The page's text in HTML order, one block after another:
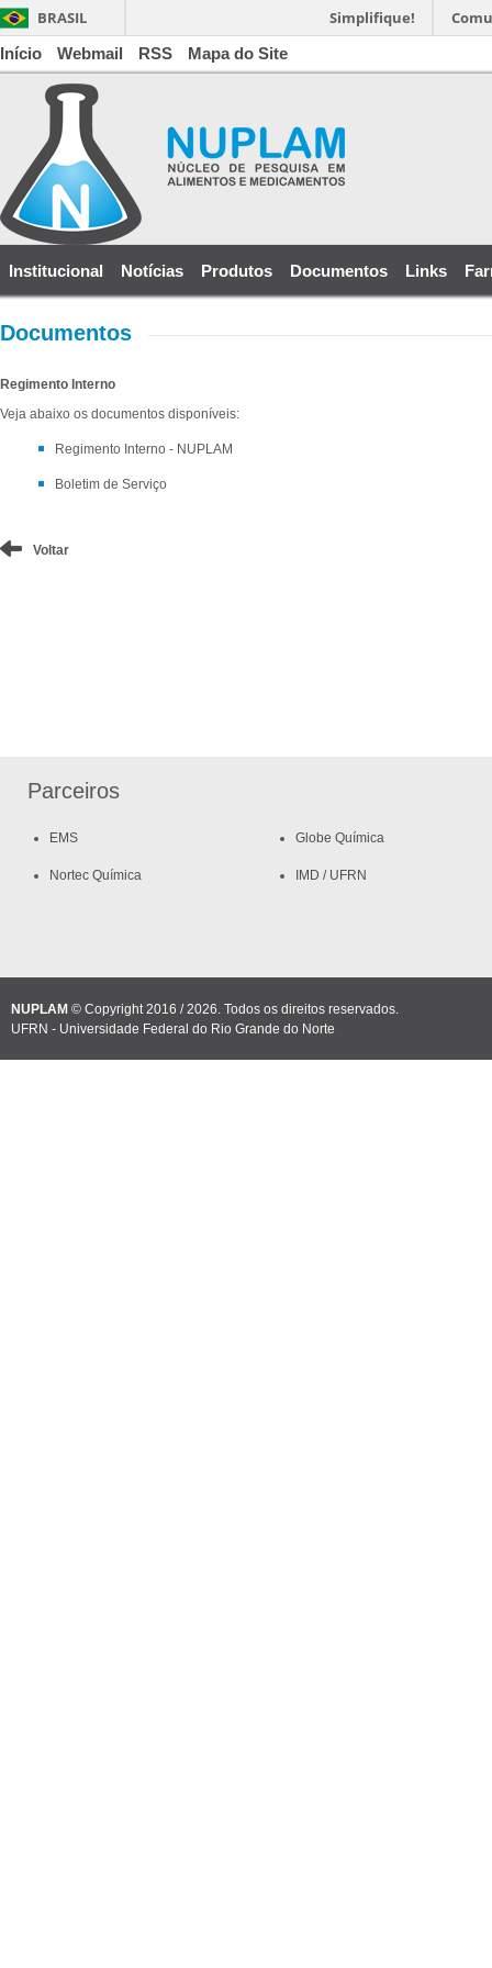
BRASIL Simplifique!
Início Webmail RSS Mapa do Site
Institucional Notícias Produtos Documentos Links
Documentos
Regimento Interno
Veja abaixo os documentos disponíveis:
Regimento Interno - NUPLAM
Boletim de Serviço
Voltar
Parceiros
EMS
Nortec Química
Globe Química
IMD / UFRN
NUPLAM © Copyright 2016 / 2026. Todos os direitos reservados.
UFRN - Universidade Federal do Rio Grande do Norte